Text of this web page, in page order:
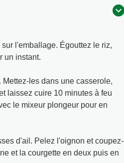
l'emballage. Égouttez le riz,
un instant.
les dans une casserole,
laissez cuire 10 minutes à feu
le mixeur plongeur pour en
d'ail. Pelez l'oignon et coupez-
et la courgette en deux puis en